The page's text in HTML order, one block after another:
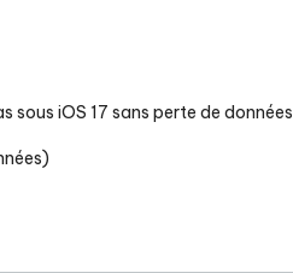
sous iOS 17 sans perte de données